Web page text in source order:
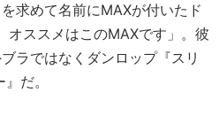
求めて名前にMAXが付いたド
ススメはこのMAXです」。彼
ラではなくダンロップ『スリ
だ。